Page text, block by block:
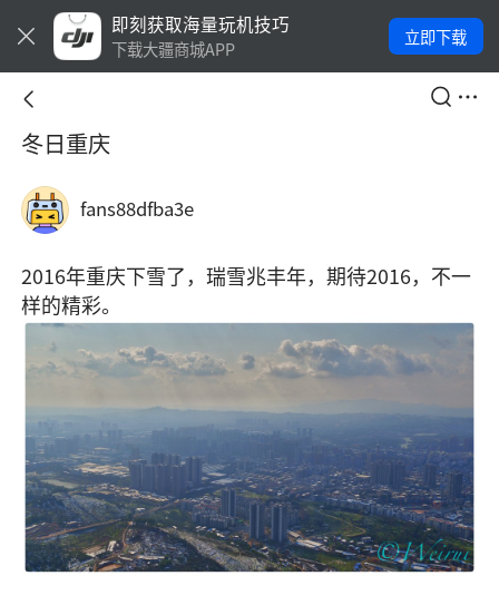
即刻获取海量玩机技巧
下载大疆商城APP
立即下载
冬日重庆
fans88dfba3e
2016年重庆下雪了，瑞雪兆丰年，期待2016，不一
样的精彩。